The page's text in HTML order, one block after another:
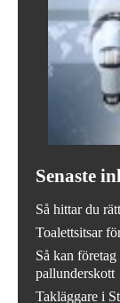
Senaste
Så hittar du
Toalettsitsar
Så kan
pallunderskott
Takläggare i